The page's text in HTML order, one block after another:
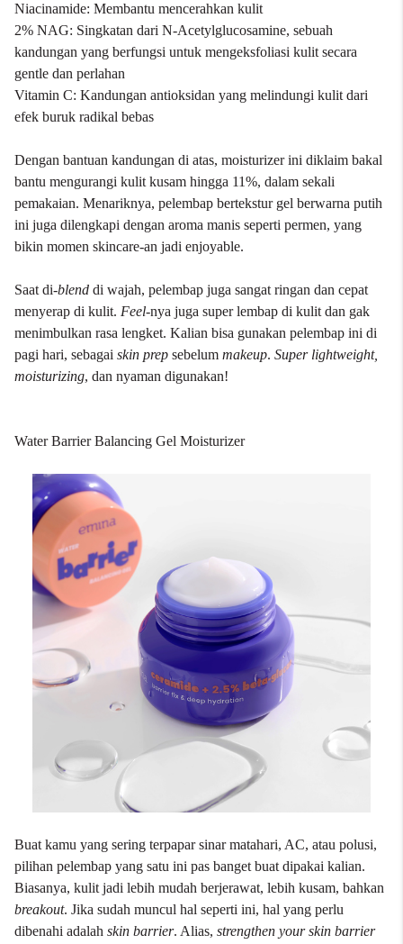
Niacinamide: Membantu mencerahkan kulit
2% NAG: Singkatan dari N-Acetylglucosamine, sebuah
kandungan yang berfungsi untuk mengeksfoliasi kulit secara
gentle dan perlahan
Vitamin C: Kandungan antioksidan yang melindungi kulit dari
efek buruk radikal bebas
Dengan bantuan kandungan di atas, moisturizer ini diklaim bakal
bantu mengurangi kulit kusam hingga 11%, dalam sekali
pemakaian. Menariknya, pelembap bertekstur gel berwarna putih
ini juga dilengkapi dengan aroma manis seperti permen, yang
bikin momen skincare-an jadi enjoyable.
Saat di-blend di wajah, pelembap juga sangat ringan dan cepat
menyerap di kulit. Feel-nya juga super lembap di kulit dan gak
menimbulkan rasa lengket. Kalian bisa gunakan pelembap ini di
pagi hari, sebagai skin prep sebelum makeup. Super lightweight,
moisturizing, dan nyaman digunakan!
Water Barrier Balancing Gel Moisturizer
Buat kamu yang sering terpapar sinar matahari, AC, atau polusi,
pilihan pelembap yang satu ini pas banget buat dipakai kalian.
Biasanya, kulit jadi lebih mudah berjerawat, lebih kusam, bahkan
breakout. Jika sudah muncul hal seperti ini, hal yang perlu
dibenahi adalah skin barrier. Alias, strengthen your skin barrier